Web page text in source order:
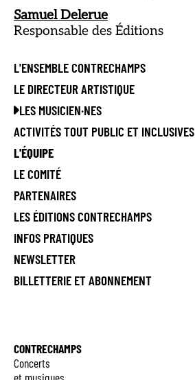
L'ENSEMBLE CONTRECHAMPS
LE DIRECTEUR ARTISTIQUE
LES MUSICIEN·NES
ACTIVITÉS TOUT PUBLIC ET INCLUSIVES
L'ÉQUIPE
LE COMITÉ
PARTENAIRES
LES ÉDITIONS CONTRECHAMPS
INFOS PRATIQUES
NEWSLETTER
BILLETTERIE ET ABONNEMENT
Samuel Delerue
Responsable des Éditions
CONTRECHAMPS
Concerts